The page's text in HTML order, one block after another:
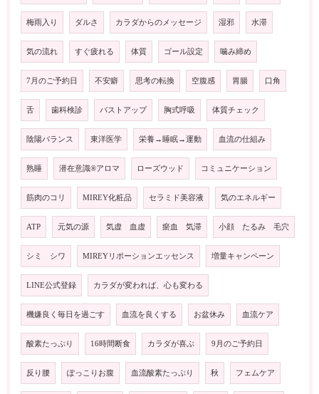
梅雨入り ダルさ カラダからのメッセージ 湿邪 水滞
気の流れ すぐ疲れる 体質 ゴール設定 噛み締め
7月のご予約日 不安癖 思考の転換 空腹感 胃腸 口角
舌 歯科検診 バストアップ 胸式呼吸 体質チェック
陰陽バランス 東洋医学 栄養→睡眠→運動 血流の仕組み
熟睡 潜在意識®️アロマ ローズウッド コミュニケーション
筋肉のコリ MIREY化粧品 セラミド美容液 気のエネルギー
ATP 元気の源 気虚 血虚 瘀血 気滞 小顔 たるみ 毛穴
シミ シワ MIREYリポーションエッセンス 増量キャンペーン
LINE公式登録 カラダが変われば、心も変わる
機嫌良く毎日を過ごす 血流を良くする お盆休み 血流ケア
酸素たっぷり 16時間断食 カラダが喜ぶ 9月のご予約日
反り腰 ぽっこりお腹 血流酸素たっぷり 秋 フェムケア